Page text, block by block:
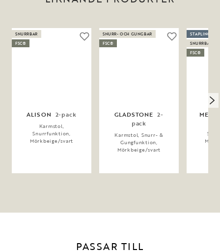
ALISON 2-pack
Karmstol,
Snurrfunktion,
Mörkbeige/svart
SNURRBAR
FSC®
GLADSTONE 2-
pack
Karmstol, Snurr- &
Gungfunktion,
Mörkbeige/svart
SNURR- OCH GUNGBAR
FSC®
SNURRBAR
FSC®
PASSAR TILL